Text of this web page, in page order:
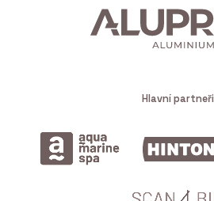
Hlavní partneři